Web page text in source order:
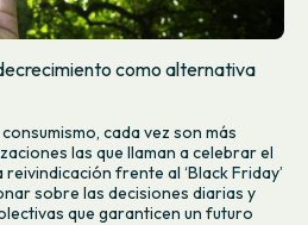
como alternativa
cada vez son más
las que llaman a celebrar el
reivindicación frente al ‘Black Friday’
sobre las decisiones diarias y
que garanticen un futuro